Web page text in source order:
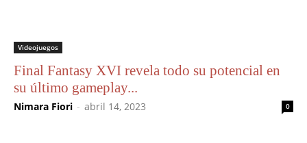
Videojuegos
Final Fantasy XVI revela todo su potencial en
su último gameplay...
Nimara Fiori - abril 14, 2023 0